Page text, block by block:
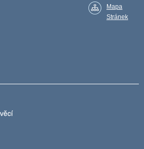
Mapa
Stránek